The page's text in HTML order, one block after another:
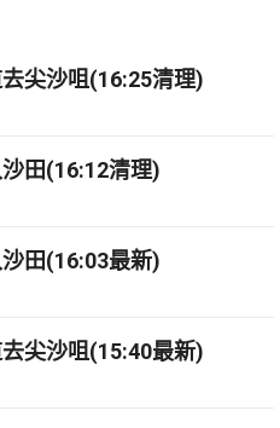
尖沙咀(16:25清理)
田(16:12清理)
田(16:03最新)
尖沙咀(15:40最新)